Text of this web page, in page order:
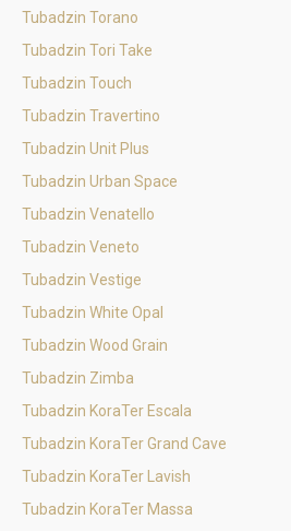
Tubadzin Torano
Tubadzin Tori Take
Tubadzin Touch
Tubadzin Travertino
Tubadzin Unit Plus
Tubadzin Urban Space
Tubadzin Venatello
Tubadzin Veneto
Tubadzin Vestige
Tubadzin White Opal
Tubadzin Wood Grain
Tubadzin Zimba
Tubadzin KoraTer Escala
Tubadzin KoraTer Grand Cave
Tubadzin KoraTer Lavish
Tubadzin KoraTer Massa